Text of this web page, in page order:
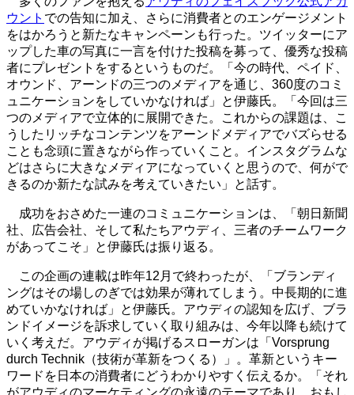
ウント での告知に加え、さらに消費者とのエンゲージメント
をはかろうと新たなキャンペーンも行った。ツイッターにア
ップした車の写真に一言を付けた投稿を募って、優秀な投稿
者にプレゼントをするというものだ。「今の時代、ペイド、
オウンド、アーンドの三つのメディアを通じ、360度のコミ
ュニケーションをしていかなければ」と伊藤氏。「今回は三
つのメディアで立体的に展開できた。これからの課題は、こ
うしたリッチなコンテンツをアーンドメディアでバズらせる
ことも念頭に置きながら作っていくこと。インスタグラムな
どはさらに大きなメディアになっていくと思うので、何がで
きるのか新たな試みを考えていきたい」と話す。
成功をおさめた一連のコミュニケーションは、「朝日新聞
社、広告会社、そして私たちアウディ、三者のチームワーク
があってこそ」と伊藤氏は振り返る。
この企画の連載は昨年12月で終わったが、「ブランディ
ングはその場しのぎでは効果が薄れてしまう。中長期的に進
めていかなければ」と伊藤氏。アウディの認知を広げ、ブラ
ンドイメージを訴求していく取り組みは、今年以降も続けて
いく考えだ。アウディが掲げるスローガンは「Vorsprung
durch Technik（技術が革新をつくる）」。革新というキー
ワードを日本の消費者にどうわかりやすく伝えるか。「それ
がアウディのマーケティングの永遠のテーマであり、おもし